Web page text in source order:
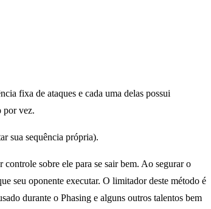
fixa de ataques e cada uma delas possui
por vez.
sua sequência própria).
sobre ele para se sair bem. Ao segurar o
seu oponente executar. O limitador deste método é
durante o Phasing e alguns outros talentos bem